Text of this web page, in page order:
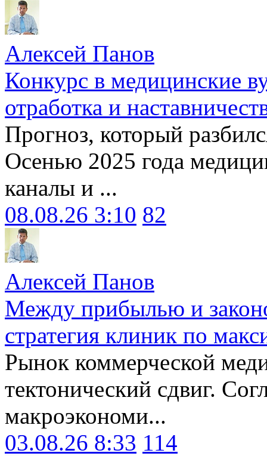
Алексей Панов
Конкурс в медицинские
отработка и
Прогноз, который
Осенью 2025 года
каналы и ...
08.08.26 3:10 82
Алексей Панов
Между прибылью и
стратегия клиник по
Рынок коммерческой
тектонический сдвиг.
макроэкономи...
03.08.26 8:33 114